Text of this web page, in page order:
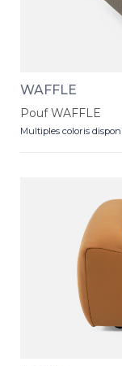
WAFFLE
Pouf WAFFLE
Multiples coloris